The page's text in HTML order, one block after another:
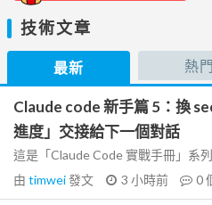
技術文章
最新 熱門
Claude code 新手篇 5：換
進度」交接給下一個對話
這是「Claude Code 實戰手冊」系
由 timwei發文 3 小時前 0